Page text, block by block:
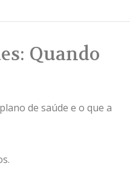
Quando
de saúde e o que a